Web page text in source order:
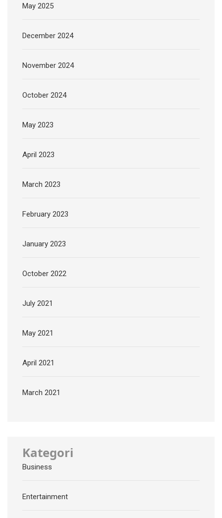
May 2025
December 2024
November 2024
October 2024
May 2023
April 2023
March 2023
February 2023
January 2023
October 2022
July 2021
May 2021
April 2021
March 2021
Kategori
Business
Entertainment